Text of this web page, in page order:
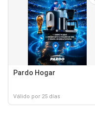
Pardo Hogar
Válido por 25 días